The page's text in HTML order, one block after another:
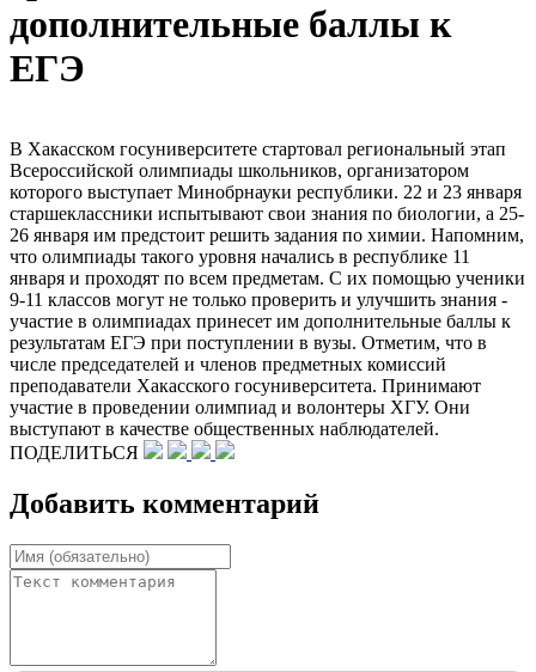
дополнительные баллы к
ЕГЭ
В Хакасском госуниверситете стартовал региональный этап
Всероссийской олимпиады школьников, организатором
которого выступает Минобрнауки республики. 22 и 23 января
старшеклассники испытывают свои знания по биологии, а 25-
26 января им предстоит решить задания по химии. Напомним,
что олимпиады такого уровня начались в республике 11
января и проходят по всем предметам. С их помощью ученики
9-11 классов могут не только проверить и улучшить знания -
участие в олимпиадах принесет им дополнительные баллы к
результатам ЕГЭ при поступлении в вузы. Отметим, что в
числе председателей и членов предметных комиссий
преподаватели Хакасского госуниверситета. Принимают
участие в проведении олимпиад и волонтеры ХГУ. Они
выступают в качестве общественных наблюдателей.
ПОДЕЛИТЬСЯ
Добавить комментарий